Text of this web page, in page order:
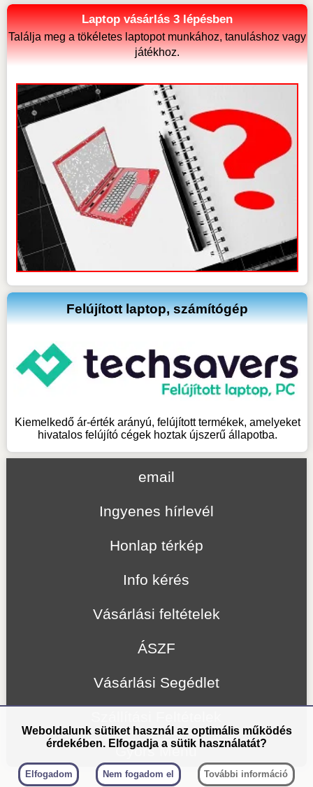
Laptop vásárlás 3 lépésben
Találja meg a tökéletes laptopot munkához, tanuláshoz vagy
játékhoz.
Felújított laptop, számítógép
Kiemelkedő ár-érték arányú, felújított termékek, amelyeket
hivatalos felújító cégek hoztak újszerű állapotba.
email
Ingyenes hírlevél
Honlap térkép
Info kérés
Vásárlási feltételek
ÁSZF
Vásárlási Segédlet
Gyors Menü
Weboldalunk sütiket használ az optimális működés
érdekében. Elfogadja a sütik használatát?
Elfogadom Nem fogadom el További információ